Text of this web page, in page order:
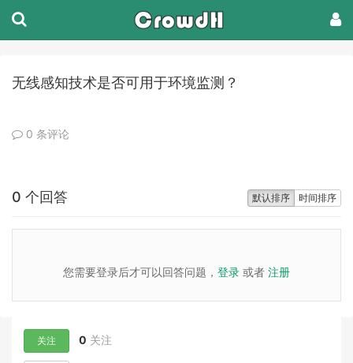
无线感知技术是否可用于环境监测？
0 条评论
默认排序 时间排序
0 个回答
您需要登录后才可以回答问题， 登录 或者 注册
关注 0 关注